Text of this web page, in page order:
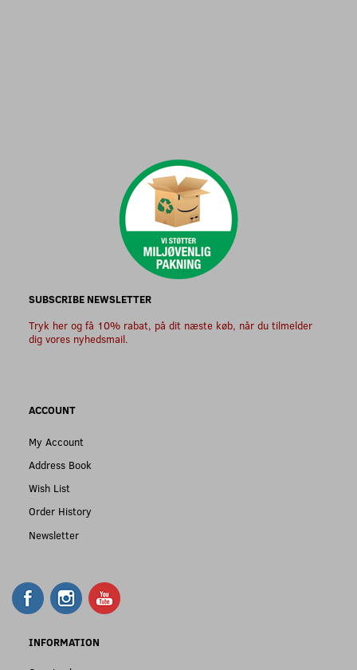
SUBSCRIBE NEWSLETTER
Tryk her og få 10% rabat, på dit næste køb, når du tilmelder
dig vores nyhedsmail.
ACCOUNT
My Account
Address Book
Wish List
Order History
Newsletter
INFORMATION